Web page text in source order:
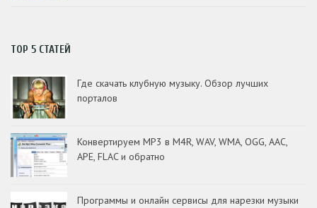
TOP 5 СТАТЕЙ
Где скачать клубную музыку. Обзор лучших
порталов
Конвертируем MP3 в M4R, WAV, WMA, OGG, AAC,
APE, FLAC и обратно
Программы и онлайн сервисы для нарезки музыки